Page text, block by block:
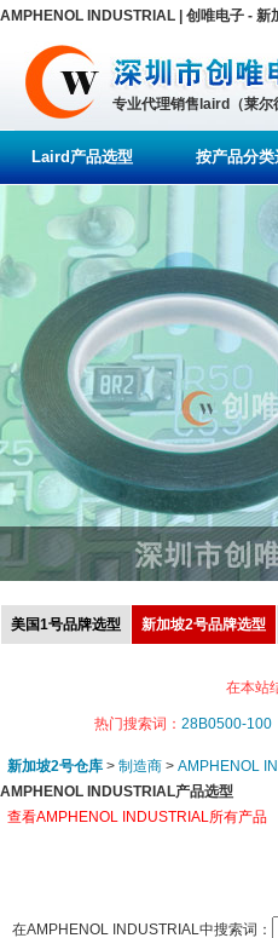
AMPHENOL INDUSTRIAL | 创唯电子 - 新
专业代理销售laird（莱尔
Laird产品选型 按产品分类
美国1号品牌选型 新加坡2号品牌选型
在本站
热门搜索词： 28B0500-100
新加坡2号仓库 > 制造商 > AMPHENOL
AMPHENOL INDUSTRIAL产品选型
查看AMPHENOL INDUSTRIAL所有产品
在AMPHENOL INDUSTRIAL中搜索词：